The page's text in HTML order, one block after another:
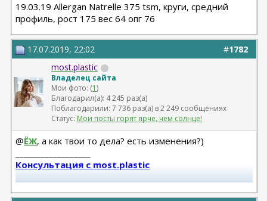
19.03.19 Allergan Natrelle 375 tsm, круги, средний
профиль, рост 175 вес 64 опг 76
#1782
17.07.2019, 22:02
most.plastic
Владелец сайта
Мои фото: (1)
Благодарил(а): 4 245 раз(а)
Поблагодарили: 7 736 раз(а) в 2 249 сообщениях
Статус: Мои посты горят ярче, чем солнце!
@ЁЖ, а как твои то дела? есть изменения?)
Консультация с most.plastic